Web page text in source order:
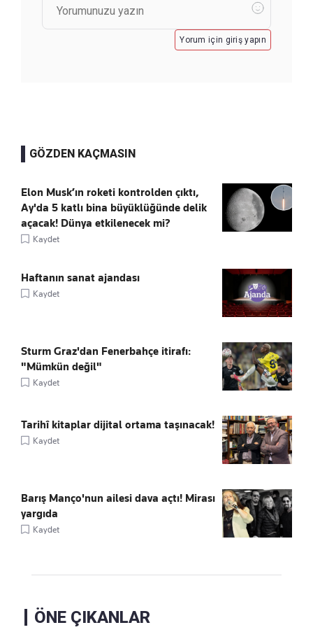
Yorum için giriş yapın
GÖZDEN KAÇMASIN
Elon Musk’ın roketi kontrolden çıktı,
Ay'da 5 katlı bina büyüklüğünde delik
açacak! Dünya etkilenecek mi?
Kaydet
Haftanın sanat ajandası
Kaydet
Sturm Graz'dan Fenerbahçe itirafı:
"Mümkün değil"
Kaydet
Tarihî kitaplar dijital ortama taşınacak!
Kaydet
Barış Manço'nun ailesi dava açtı! Mirası
yargıda
Kaydet
ÖNE ÇIKANLAR